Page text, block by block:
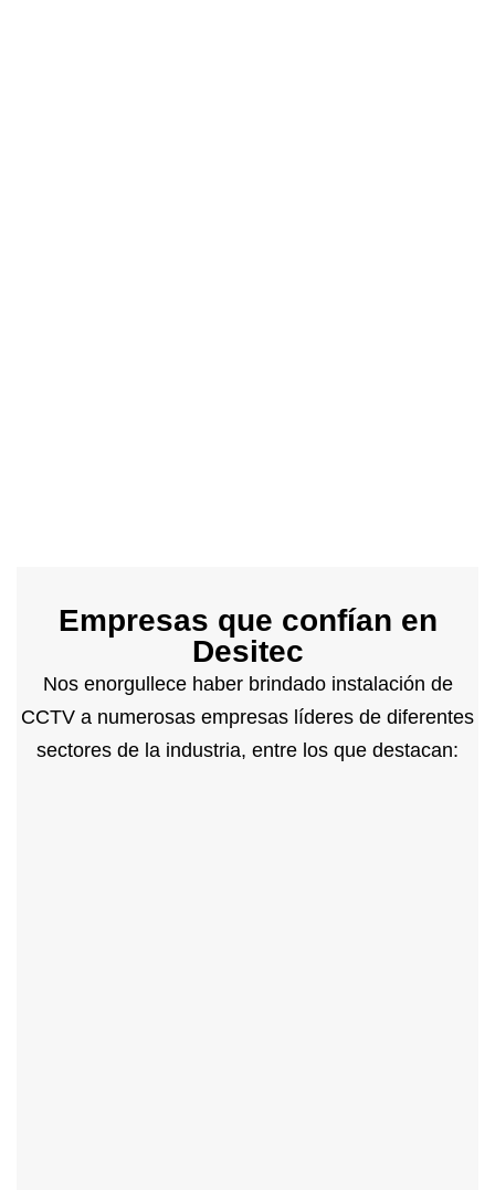
Empresas que confían en
Desitec
Nos enorgullece haber brindado instalación de
CCTV a numerosas empresas líderes de diferentes
sectores de la industria, entre los que destacan: